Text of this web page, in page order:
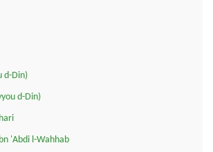
d-Din)
d-Din)
'Abdi l-Wahhab